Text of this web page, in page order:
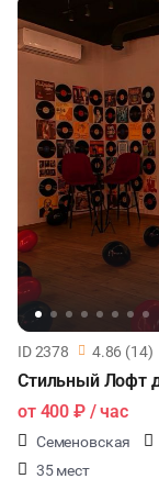
ID 2378 4.86 (14)
Стильный Лофт
от 400 ₽/ час
Семеновская
35 мест